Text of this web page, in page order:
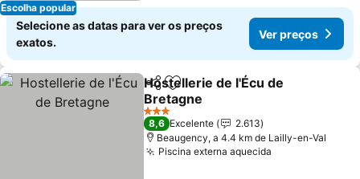
Escolha popular
Selecione as datas para ver os preços
exatos.
Ver preços
PartilharAdicionar aos favoritos
Hostellerie de l'Écu de
Bretagne
3 Estrelas
8,6 Excelente
2.613
Beaugency, a 4.4 km de Lailly-en-Val
Piscina externa aquecida